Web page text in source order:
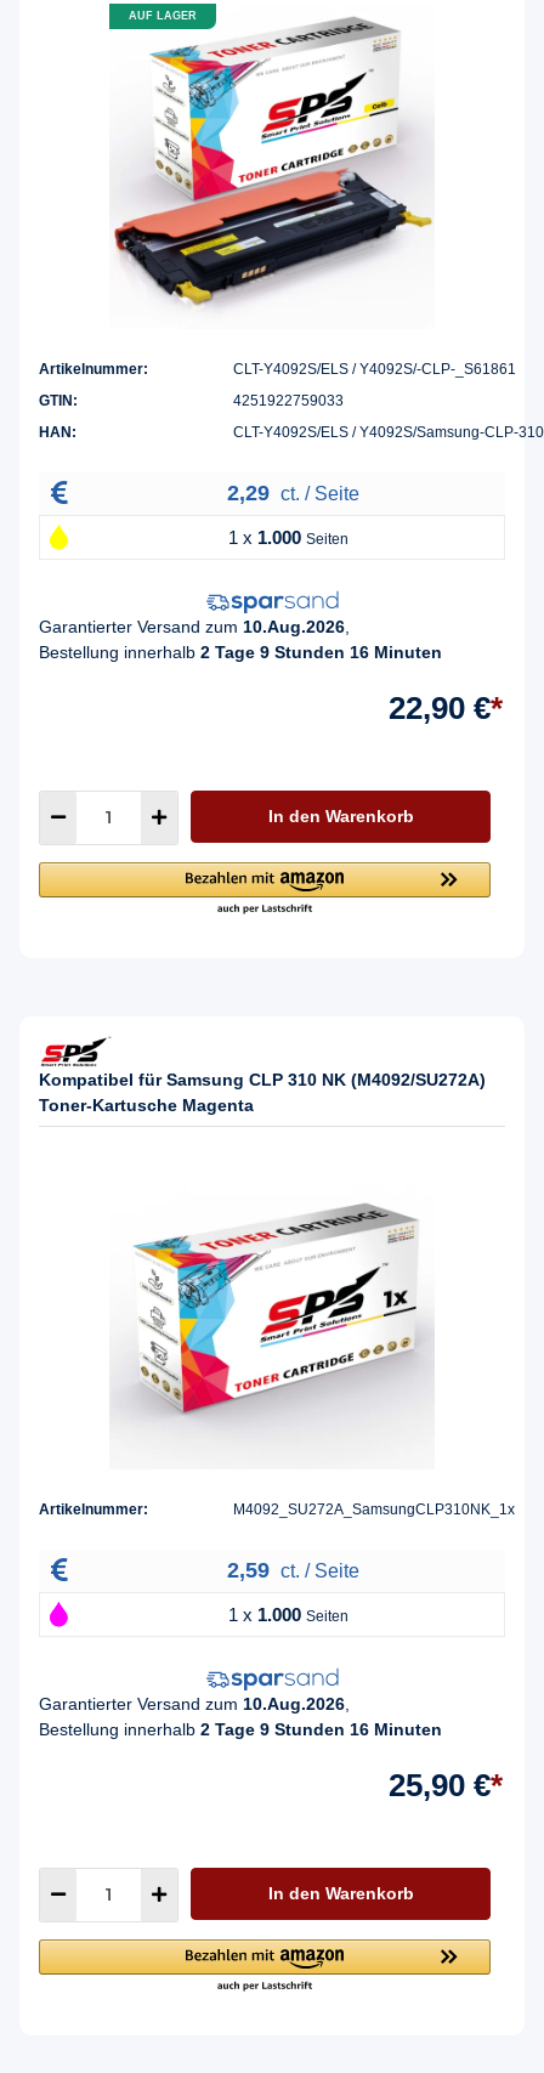
AUF LAGER
Artikelnummer:
CLT-Y4092S/ELS / Y4092S/-CLP-_S61861
GTIN:
4251922759033
HAN:
CLT-Y4092S/ELS / Y4092S/Samsung-CLP-
2,29 ct. / Seite
1 x 1.000 Seiten
Garantierter Versand zum 10.Aug.2026
Bestellung innerhalb 2 Tage 9 Stunden 16 Minuten
22,90 €*
In den Warenkorb
Kompatibel für Samsung CLP 310 NK (M4092/SU272A)
Toner-Kartusche Magenta
Artikelnummer: M4092_SU272A_SamsungCLP310NK_1x
2,59 ct. / Seite
1 x 1.000 Seiten
Garantierter Versand zum 10.Aug.2026
Bestellung innerhalb 2 Tage 9 Stunden 16 Minuten
25,90 €*
In den Warenkorb